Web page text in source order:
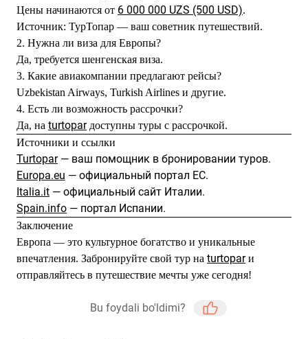
Цены начинаются от 6 000 000 UZS (500 USD).
Источник: ТурТопар — ваш советник путешествий.
2. Нужна ли виза для Европы?
Да, требуется шенгенская виза.
3. Какие авиакомпании предлагают рейсы?
Uzbekistan Airways, Turkish Airlines и другие.
4. Есть ли возможность рассрочки?
Да, на turtoparдоступны туры с рассрочкой.
Источники и ссылки
Turtopar— ваш помощник в бронировании туров.
Europa.eu — официальный портал ЕС.
Italia.it — официальный сайт Италии.
Spain.info — портал Испании.
Заключение
Европа — это культурное богатство и уникальные
впечатления. Забронируйте свой тур на turtoparи
отправляйтесь в путешествие мечты уже сегодня!
Bu foydali bo'ldimi?